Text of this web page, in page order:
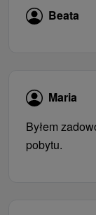
Beata
Maria
Byłem
pobytu.